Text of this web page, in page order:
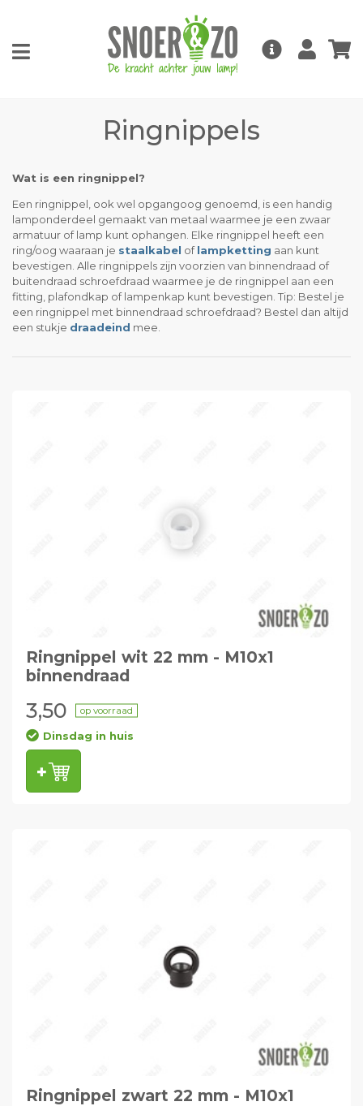
Ringnippels
Wat is een ringnippel?
Een ringnippel, ook wel opgangoog genoemd, is een handig
lamponderdeel gemaakt van metaal waarmee je een zwaar
armatuur of lamp kunt ophangen. Elke ringnippel heeft een
ring/oog waaraan je staalkabel oflampketting aan kunt
bevestigen. Alle ringnippels zijn voorzien van binnendraad of
buitendraad schroefdraad waarmee je de ringnippel aan een
fitting, plafondkap of lampenkap kunt bevestigen. Tip: Bestel je
een ringnippel met binnendraad schroefdraad? Bestel dan altijd
een stukje draadeind mee.
Ringnippel wit 22 mm - M10x1
binnendraad
3,50 op voorraad
Dinsdag in huis
Ringnippel zwart 22 mm - M10x1